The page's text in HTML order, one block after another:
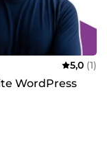
5,0 (1)
WordPress